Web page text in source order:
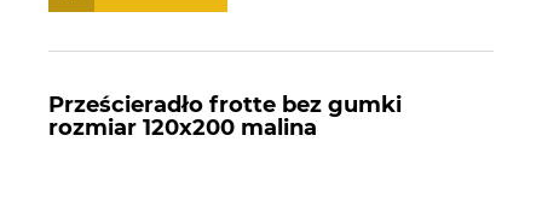
Prześcieradło frotte bez gumki
rozmiar 120x200 malina